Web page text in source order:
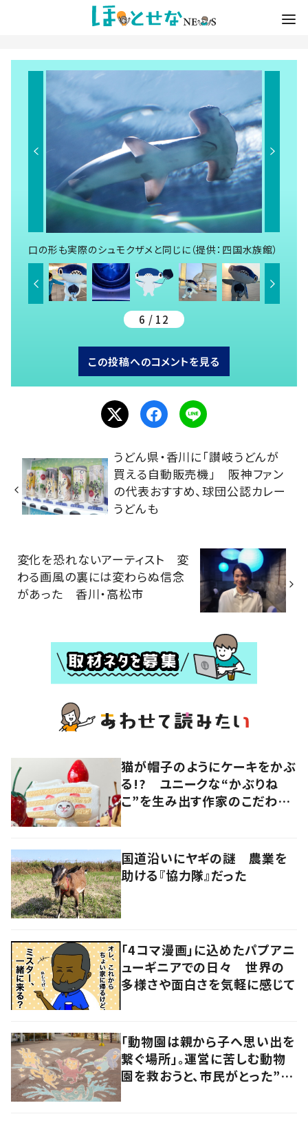
口の形も実際のシュモクザメと同じに（提供：四国水族館）
6 / 12
この投稿へのコメントを見る
うどん県・香川に「讃岐うどんが
買える自動販売機」 阪神ファン
の代表おすすめ、球団公認カレー
うどんも
変化を恐れないアーティスト 変
わる画風の裏には変わらぬ信念
があった 香川・高松市
猫が帽子のようにケーキをかぶ
る!? ユニークな“かぶりね
こ”を生み出す作家のこだわり
国道沿いにヤギの謎 農業を
助ける『協力隊』だった
「4コマ漫画」に込めたパプアニ
ューギニアでの日々 世界の
多様さや面白さを気軽に感じて
「動物園は親から子へ思い出を
繋ぐ場所」。運営に苦しむ動物
園を救おうと、市民がとった”あ